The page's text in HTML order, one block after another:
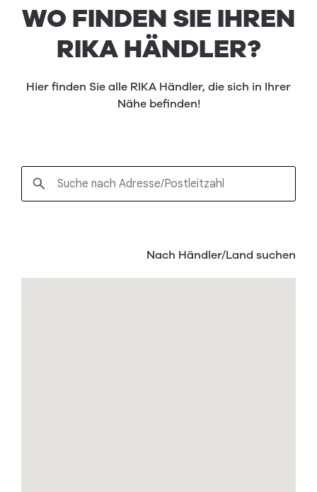
WO FINDEN SIE IHREN
RIKA HÄNDLER?
Hier finden Sie alle RIKA Händler, die sich in Ihrer
Nähe befinden!
Nach Händler/Land suchen